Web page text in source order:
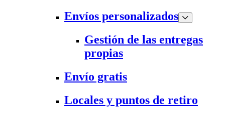
Envíos personalizados
Gestión de las entregas
propias
Envío gratis
Locales y puntos de retiro